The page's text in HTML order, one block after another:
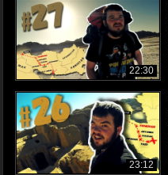
22:30
23:12